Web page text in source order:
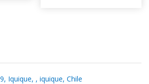
Iquique, , iquique, Chile